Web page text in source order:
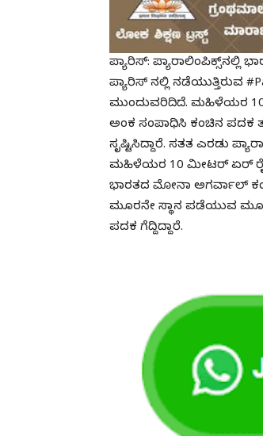
ಪ್ಯಾರಿಸ್: ಪ್ಯಾರಾಲಿಂಪಿಕ್ಸ್​ನಲ್ಲಿ
ಪ್ಯಾರಿಸ್ ನಲ್ಲಿ ನಡೆಯುತ್ತಿರುವ
ಮುಂದುವರಿದಿದೆ. ಮಹಿಳೆಯರ 10
ಅಂಕ ಸಂಪಾಧಿಸಿ ಕಂಚಿನ ಪದಕ
ಸೃಷ್ಟಿಸಿದ್ದಾರೆ. ಸತತ ಎರಡು
ಮಹಿಳೆಯರ 10 ಮೀಟರ್ ಏರ್
ಭಾರತದ ಮೋನಾ ಅಗರ್ವಾಲ್
ಮೂರನೇ ಸ್ಥಾನ ಪಡೆಯುವ
ಪದಕ ಗೆದ್ದಿದ್ದಾರೆ.